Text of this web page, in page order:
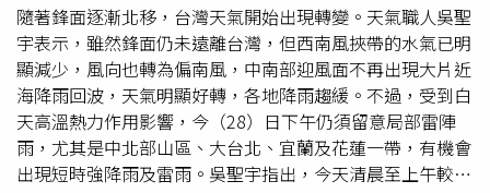
面，俄軍針對尼科波爾（Nikopol）地區發動超過40次無人
機與砲擊攻擊，造成1人死亡、1人受傷。另一方面，塞爾維
亞總統Aleksandar Vučić宣布將於數週內辭職，並提前舉行
總統及國會選舉。塞爾維亞近18個月持續爆發反政府示威，
民眾抗議政府貪腐及媒體審查。作為歐盟候選國，塞爾維亞
也持續面臨西方要求配合對俄制裁的壓力，但迄今仍未加入
制裁行列，同時也被要求改善法治、選舉制度及打擊貪腐與
隨著鋒面逐漸北移，台灣天氣開始出現轉變。天氣職人吳聖
宇表示，雖然鋒面仍未遠離台灣，但西南風挾帶的水氣已明
顯減少，風向也轉為偏南風，中南部迎風面不再出現大片近
海降雨回波，天氣明顯好轉，各地降雨趨緩。不過，受到白
天高溫熱力作用影響，今（28）日下午仍須留意局部雷陣
雨，尤其是中北部山區、大台北、宜蘭及花蓮一帶，有機會
出現短時強降雨及雷雨。吳聖宇指出，今天清晨至上午較旺